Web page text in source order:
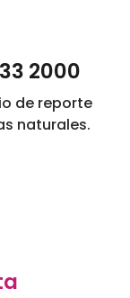
2000
de reporte
naturales.